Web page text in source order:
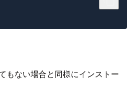
もない場合と同様にインストー